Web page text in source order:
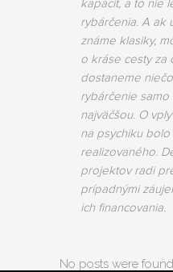
kapacít, a to nie
rybárčenia. A ak
známe klasiky,
o kráse cesty za
dostaneme
rybárčenie
najväčšou. O
na psychiku
realizovaného.
projektov radi
prípadnými
ich financovania.
No posts were